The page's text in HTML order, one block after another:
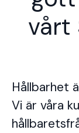
vårt
Hållbarhet
Vi är våra